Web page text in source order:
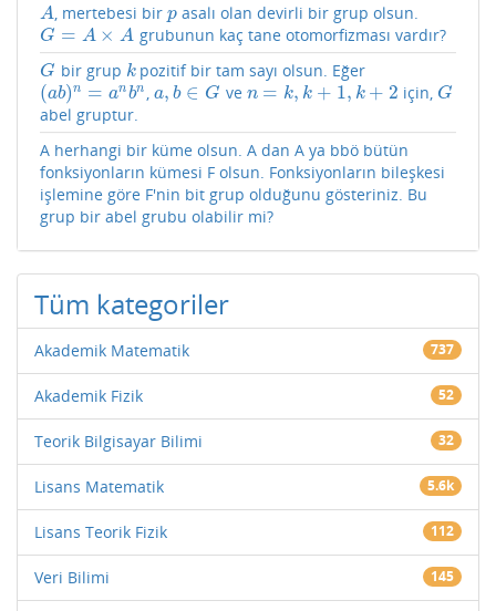
A
A , mertebesi bir p
pasalı olan devirli bir grup olsun.
G = A × A
G= A× A grubunun kaç tane otomorfizması vardır?
G
G bir grup k
kpozitif bir tam sayı olsun. Eğer
(ab)n = anbn
(ab)n= an bn , a, b ∈ G
a,b∈G ve n = k, k + 1, k + 2
n=k,k +1 ,k +2 için, G
G
abel gruptur.
A herhangi bir küme olsun. A dan A ya bbö bütün
fonksiyonların kümesi F olsun. Fonksiyonların bileşkesi
işlemine göre F'nin bit grup olduğunu gösteriniz. Bu
grup bir abel grubu olabilir mi?
Tüm kategoriler
Akademik Matematik 737
Akademik Fizik 52
Teorik Bilgisayar Bilimi 32
Lisans Matematik 5.6k
Lisans Teorik Fizik 112
Veri Bilimi 145